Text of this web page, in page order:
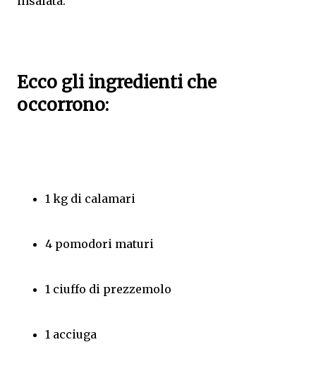
Ecco gli ingredienti che
occorrono:
1 kg di calamari
4 pomodori maturi
1 ciuffo di prezzemolo
1 acciuga